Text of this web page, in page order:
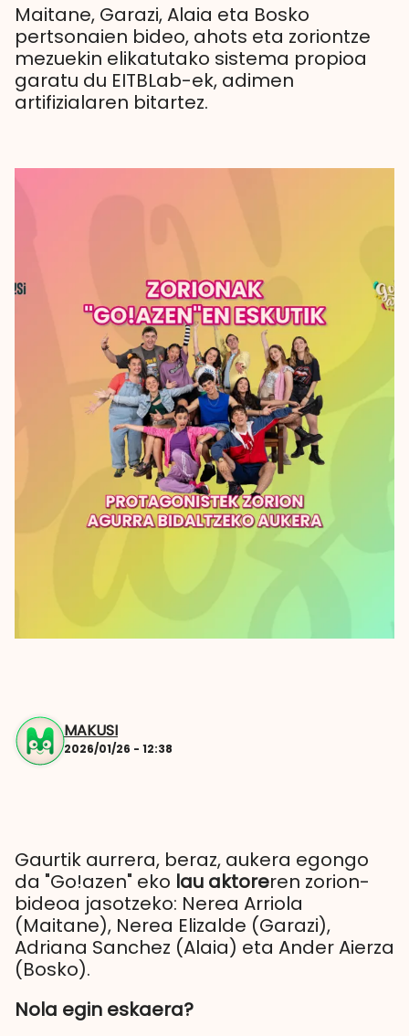
Maitane, Garazi, Alaia eta Bosko
pertsonaien bideo, ahots eta zoriontze
mezuekin elikatutako sistema propioa
garatu du EITBLab-ek, adimen
artifizialaren bitartez.
MAKUSI
2026/01/26 - 12:38
Gaurtik aurrera, beraz, aukera egongo
da "Go!azen" eko lau aktoreren zorion-
bideoa jasotzeko: Nerea Arriola
(Maitane), Nerea Elizalde (Garazi),
Adriana Sanchez (Alaia) eta Ander Aierza
(Bosko).
Nola egin eskaera?